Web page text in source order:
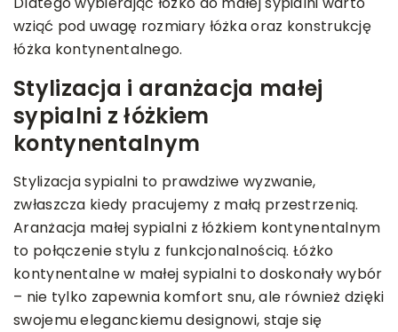
wziąć pod uwagę rozmiary łóżka oraz konstrukcję
łóżka kontynentalnego.
Stylizacja i aranżacja małej
sypialni z łóżkiem
kontynentalnym
Stylizacja sypialni to prawdziwe wyzwanie,
zwłaszcza kiedy pracujemy z małą przestrzenią.
Aranżacja małej sypialni z łóżkiem kontynentalnym
to połączenie stylu z funkcjonalnością. Łóżko
kontynentalne w małej sypialni to doskonały wybór
– nie tylko zapewnia komfort snu, ale również dzięki
swojemu eleganckiemu designowi, staje się